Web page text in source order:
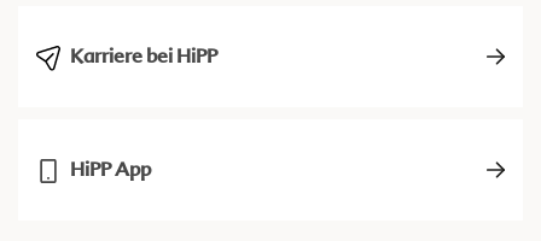
Karriere bei HiPP
HiPP App